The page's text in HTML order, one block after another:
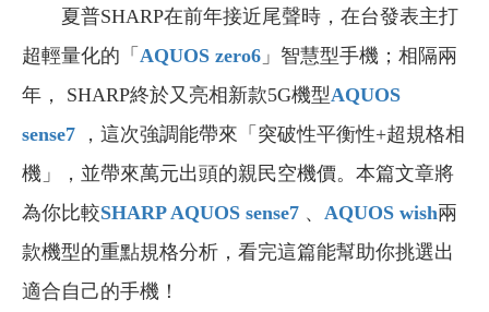
夏普SHARP在前年接近尾聲時，在台發表主打
超輕量化的「 AQUOS zero6 」智慧型手機；相隔兩
年， SHARP終於又亮相新款5G機型AQUOS
sense7 ，這次強調能帶來「突破性平衡性+超規格相
機」，並帶來萬元出頭的親民空機價。本篇文章將
為你比較SHARP AQUOS sense7 、 AQUOS wish兩
款機型的重點規格分析，看完這篇能幫助你挑選出
適合自己的手機！